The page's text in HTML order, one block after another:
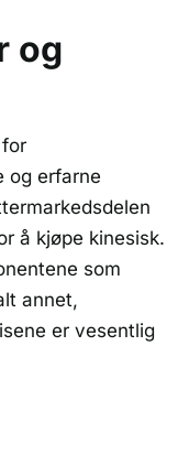
og
og erfarne
å kjøpe kinesisk.
som
annet,
er vesentlig